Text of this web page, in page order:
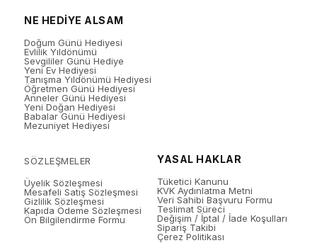
NE HEDİYE ALSAM
Doğum Günü Hediyesi
Evlilik Yıldönümü
Sevgililer Günü Hediye
Yeni Ev Hediyesi
Tanışma Yıldönümü Hediyesi
Öğretmen Günü Hediyesi
Anneler Günü Hediyesi
Yeni Doğan Hediyesi
Babalar Günü Hediyesi
Mezuniyet Hediyesi
SÖZLEŞMELER
Üyelik Sözleşmesi
Mesafeli Satış Sözleşmesi
Gizlilik Sözleşmesi
Kapıda Ödeme Sözleşmesi
Ön Bilgilendirme Formu
YASAL HAKLAR
Tüketici Kanunu
KVK Aydınlatma Metni
Veri Sahibi Başvuru Formu
Teslimat Süreci
Değişim / İptal / İade Koşulları
Sipariş Takibi
Çerez Politikası